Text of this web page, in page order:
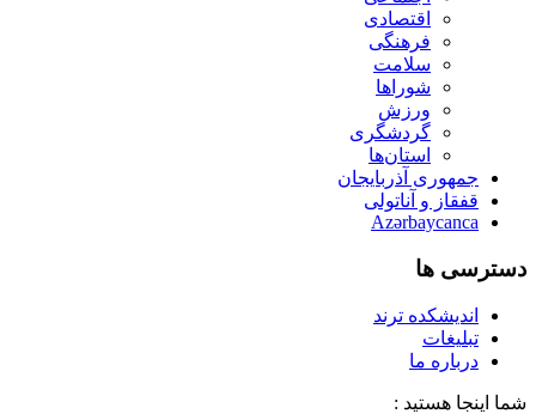
اقتصادی
فرهنگی
سلامت
شوراها
ورزش
گردشگری
استان‌ها
جمهوری آذربایجان
قفقاز و آناتولی
Azərbaycanca
دسترسی ها
اندیشکده ترند
تبلیغات
درباره ما
شما اینجا هستید :